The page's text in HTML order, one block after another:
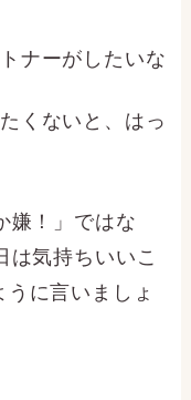
ナーがしたいな
くないと、はっ
嫌！」ではな
は気持ちいいこ
うに言いましょ